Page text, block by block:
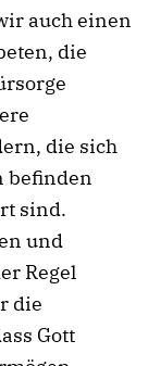
auch einen
die
die sich
befinden
sind.
und
Regel
die
Gott